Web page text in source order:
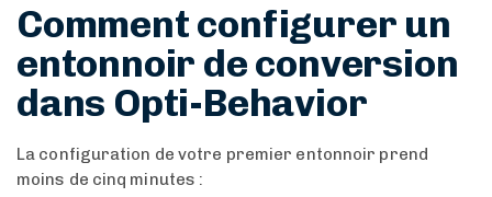
Comment configurer un
entonnoir de conversion
dans Opti-Behavior
La configuration de votre premier entonnoir prend
moins de cinq minutes :